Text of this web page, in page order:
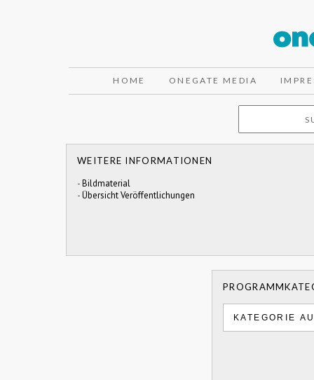
HOME ONEGATE MEDIA
WEITERE INFORMATIONEN
-Bildmaterial
-Übersicht Veröffentlichungen